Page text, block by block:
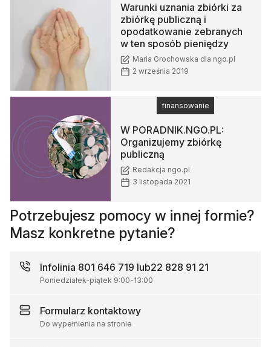
Warunki uznania zbiórki za
zbiórkę publiczną i
opodatkowanie zebranych
w ten sposób pieniędzy
Maria Grochowska dla ngo.pl
2 września 2019
W PORADNIK.NGO.PL:
Organizujemy zbiórkę
publiczną
Redakcja ngo.pl
3 listopada 2021
finansowanie
Potrzebujesz pomocy w innej formie?
Masz konkretne pytanie?
Infolinia 801 646 719 lub22 828 91 21
Poniedziałek-piątek 9:00-13:00
Formularz kontaktowy
Do wypełnienia na stronie